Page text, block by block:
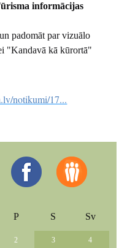
informācijas
padomāt par vizuālo
"Kandavā kā kūrortā"
notikumi/17...
P S Sv
2 3 4